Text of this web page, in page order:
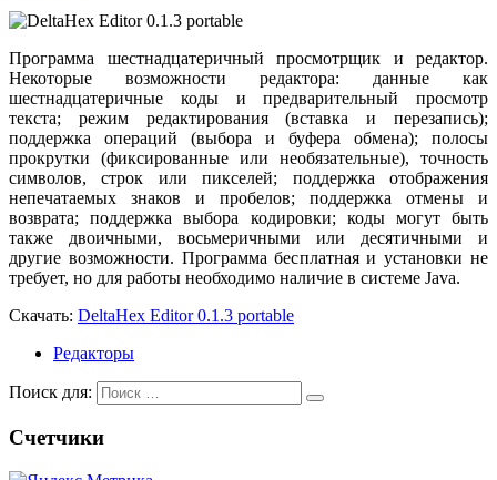
Программа шестнадцатеричный просмотрщик и редактор.
Некоторые возможности редактора: данные как
шестнадцатеричные коды и предварительный просмотр
текста; режим редактирования (вставка и перезапись);
поддержка операций (выбора и буфера обмена); полосы
прокрутки (фиксированные или необязательные), точность
символов, строк или пикселей; поддержка отображения
непечатаемых знаков и пробелов; поддержка отмены и
возврата; поддержка выбора кодировки; коды могут быть
также двоичными, восьмеричными или десятичными и
другие возможности. Программа бесплатная и установки не
требует, но для работы необходимо наличие в системе Java.
Скачать: DeltaHex Editor 0.1.3 portable
Редакторы
Поиск для:
Счетчики